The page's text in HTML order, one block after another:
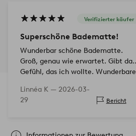
Verifizierter käufer
Superschöne Badematte!
Wunderbar schöne Badematte.
Groß, genau wie erwartet. Gibt das
Gefühl, das ich wollte. Wunderbare
ist wohl, dass der Flor an der Seite
nicht…
Linnéa K — 2026-03-
29
Bericht